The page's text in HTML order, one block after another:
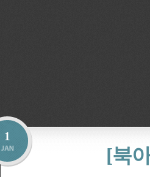
1
[북